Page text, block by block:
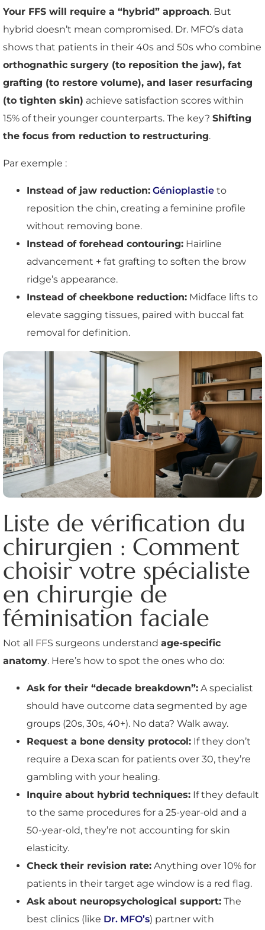
Your FFS will require a “hybrid” approach. But
hybrid doesn’t mean compromised. Dr. MFO’s data
shows that patients in their 40s and 50s who combine
orthognathic surgery (to reposition the jaw), fat
grafting (to restore volume), and laser resurfacing
(to tighten skin) achieve satisfaction scores within
15% of their younger counterparts. The key? Shifting
the focus from reduction to restructuring.
Par exemple :
Instead of jaw reduction: Génioplastie to
reposition the chin, creating a feminine profile
without removing bone.
Instead of forehead contouring: Hairline
advancement + fat grafting to soften the brow
ridge’s appearance.
Instead of cheekbone reduction: Midface lifts to
elevate sagging tissues, paired with buccal fat
removal for definition.
Liste de vérification du
chirurgien : Comment
choisir votre spécialiste
en chirurgie de
féminisation faciale
Not all FFS surgeons understand age-specific
anatomy. Here’s how to spot the ones who do:
Ask for their “decade breakdown”: A specialist
should have outcome data segmented by age
groups (20s, 30s, 40+). No data? Walk away.
Request a bone density protocol: If they don’t
require a Dexa scan for patients over 30, they’re
gambling with your healing.
Inquire about hybrid techniques: If they default
to the same procedures for a 25-year-old and a
50-year-old, they’re not accounting for skin
elasticity.
Check their revision rate: Anything over 10% for
patients in their target age window is a red flag.
Ask about neuropsychological support: The
best clinics (like Dr. MFO’s) partner with